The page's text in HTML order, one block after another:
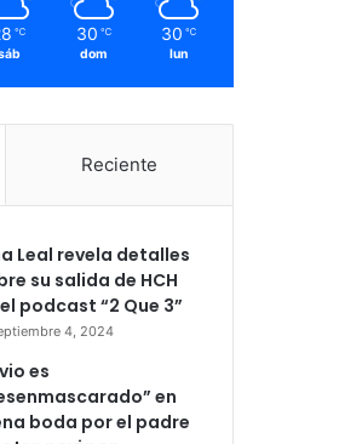
℃ 30 ℃
dom
30 ℃
lun
Reciente
Leal revela detalles
su salida de HCH
podcast “2 Que 3”
4, 2024
es
en
boda por el padre